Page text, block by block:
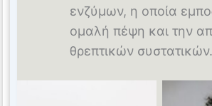
ενζύμων, η οποία
ομαλή πέψη και την
θρεπτικών συστατικών.